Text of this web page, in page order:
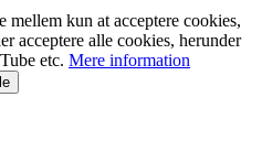
kun at acceptere cookies,
acceptere alle cookies, herunder
etc. Mere information